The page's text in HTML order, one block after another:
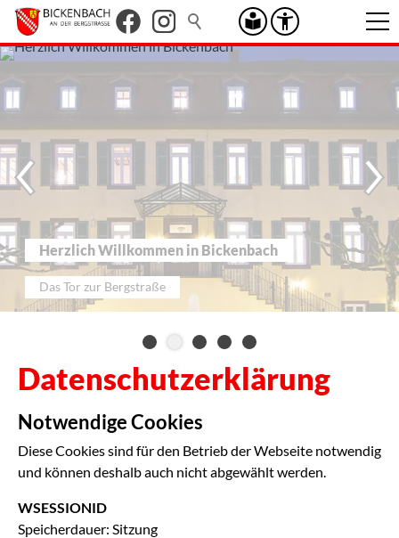
Herzlich Willkommen in Bickenbach
Das Tor zur
Datenschutzerklärung
Notwendige Cookies
Diese Cookies sind für den Betrieb der Webseite notwendig
und können deshalb auch nicht abgewählt werden.
WSESSIONID
Speicherdauer Sitzung